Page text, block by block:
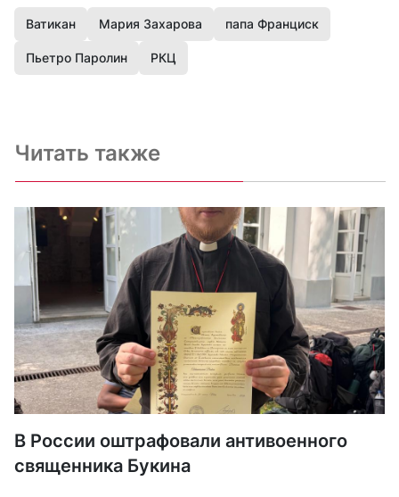
Ватикан Мария Захарова папа Франциск
Пьетро Паролин РКЦ
Читать также
В России оштрафовали антивоенного
священника Букина